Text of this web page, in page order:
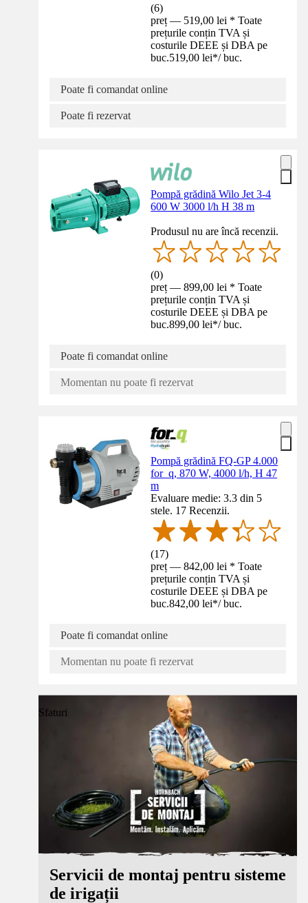
(6)
preț — 519,00 lei * Toate
prețurile conțin TVA și
costurile DEEE și DBA pe
buc.519,00 lei*/ buc.
Poate fi comandat online
Poate fi rezervat
Pompă grădină Wilo Jet 3-4
600 W 3000 l/h H 38 m
Produsul nu are încă recenzii.
(0)
preț — 899,00 lei * Toate
prețurile conțin TVA și
costurile DEEE și DBA pe
buc.899,00 lei*/ buc.
Poate fi comandat online
Momentan nu poate fi rezervat
Pompă grădină FQ-GP 4.000
for_q, 870 W, 4000 l/h, H 47
m
Evaluare medie: 3.3 din 5
stele. 17 Recenzii.
(17)
preț — 842,00 lei * Toate
prețurile conțin TVA și
costurile DEEE și DBA pe
buc.842,00 lei*/ buc.
Poate fi comandat online
Momentan nu poate fi rezervat
Sfaturi
Servicii de montaj pentru sisteme
de irigații